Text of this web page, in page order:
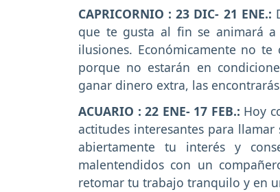
CAPRICORNIO : 23 DIC- 21 ENE.:
que te gusta al fin se animará
ilusiones. Económicamente no
porque no estarán en
ganar dinero extra, las
ACUARIO : 22 ENE- 17 FEB.: Hoy
actitudes interesantes para
abiertamente tu interés y
malentendidos con un
retomar tu trabajo tranquilo y en